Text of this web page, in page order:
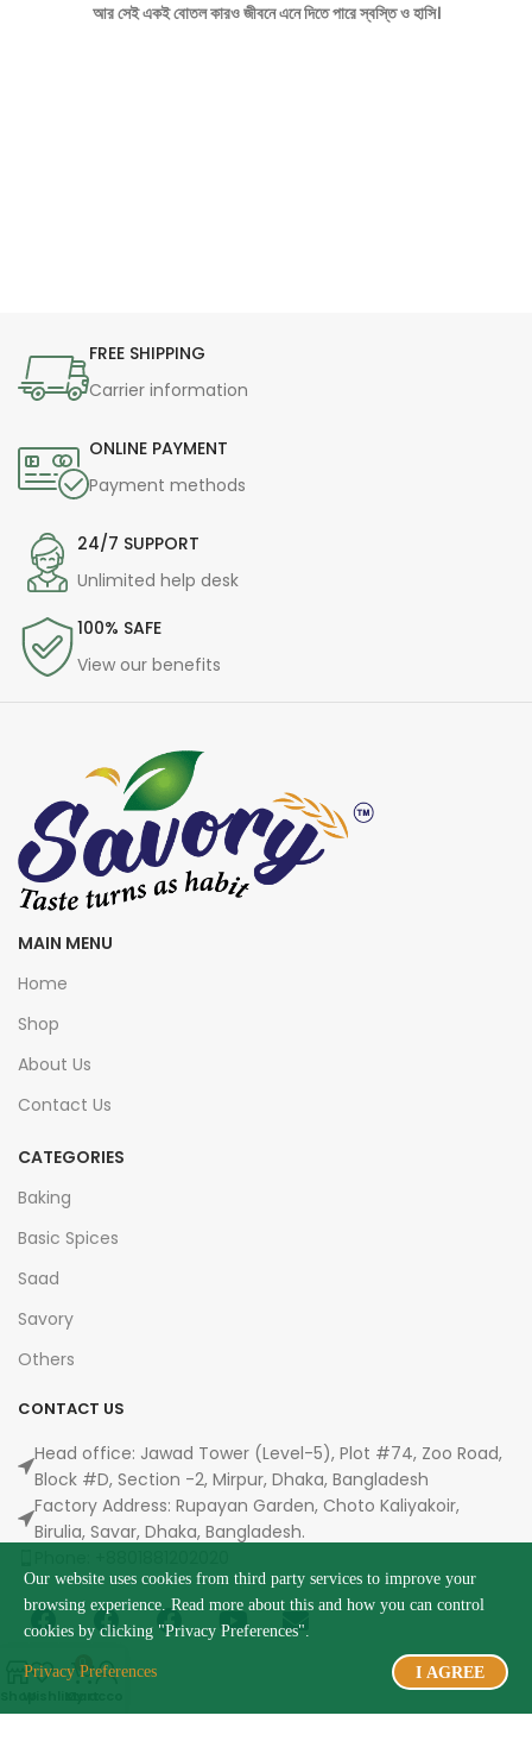
আর সেই একই বোতল কারও জীবনে এনে দিতে পারে স্বস্তি ও হাসি।
FREE SHIPPING
Carrier information
ONLINE PAYMENT
Payment methods
24/7 SUPPORT
Unlimited help desk
100% SAFE
View our benefits
MAIN MENU
Home
Shop
About Us
Contact Us
CATEGORIES
Baking
Basic Spices
Saad
Savory
Others
CONTACT US
Head office: Jawad Tower (Level-5), Plot #74, Zoo Road,
Block #D, Section -2, Mirpur, Dhaka, Bangladesh
Factory Address: Rupayan Garden, Choto Kaliyakoir,
Birulia, Savar, Dhaka, Bangladesh.
Our website uses cookies from third party services to improve your
browsing experience. Read more about this and how you can control
cookies by clicking "Privacy Preferences".
Privacy Preferences I AGREE
0